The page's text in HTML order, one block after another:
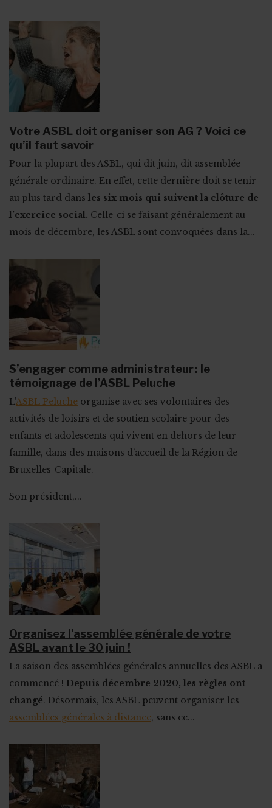
Votre ASBL doit organiser son AG ? Voici ce
qu’il faut savoir
Pour la plupart des ASBL, qui dit juin, dit assemblée
générale ordinaire. En effet, cette dernière doit se tenir
au plus tard dans les six mois qui suivent la clôture de
l’exercice social. Celle-ci se faisant généralement au
mois de décembre, les ASBL sont convoquées dans la...
S’engager comme administrateur : le
témoignage de l’ASBL Peluche
L’ASBL Peluche organise avec ses volontaires des
activités de loisirs et de soutien scolaire pour des
enfants et adolescents qui vivent en dehors de leur
famille, dans des maisons d’accueil de la Région de
Bruxelles-Capitale.
Son président,...
Organisez l'assemblée générale de votre
ASBL avant le 30 juin !
La saison des assemblées générales annuelles des ASBL a
commencé ! Depuis décembre 2020, les règles ont
changé. Désormais, les ASBL peuvent organiser les
assemblées générales à distance, sans ce...